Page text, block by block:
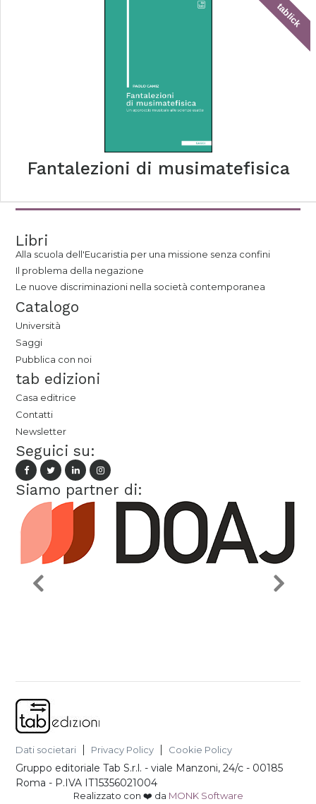
tablick
Fantalezioni di musimatefisica
Libri
Alla scuola dell'Eucaristia per una missione senza confini
Il problema della negazione
Le nuove discriminazioni nella società contemporanea
Catalogo
Università
Saggi
Pubblica con noi
tab edizioni
Casa editrice
Contatti
Newsletter
Seguici su:
Siamo partner di:
Dati societari Privacy Policy Cookie Policy
Gruppo editoriale Tab S.r.l. -viale Manzoni, 24/c - 00185
Roma - P.IVA IT15356021004
Realizzato con ❤️ da MONK Software